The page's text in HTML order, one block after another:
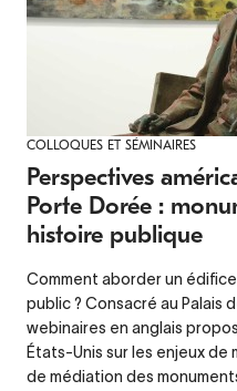
COLLOQUES ET SÉMINAIRES
Perspectives
Porte Dorée :
histoire publique
Comment aborder un
public ? Consacré au Palais
webinaires en anglais
États-Unis sur les enjeux
de médiation des